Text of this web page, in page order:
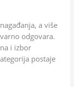
a više
odgovara.
i izbor
postaje